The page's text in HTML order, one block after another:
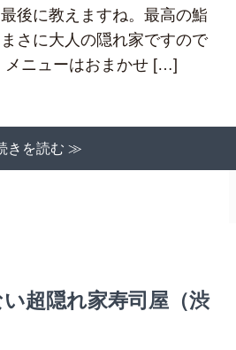
後に教えますね。最高の鮨
さに大人の隠れ家ですので
メニューはおまかせ […]
きを読む ≫
超隠れ家寿司屋（渋